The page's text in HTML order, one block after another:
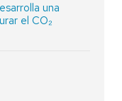
una
el CO₂